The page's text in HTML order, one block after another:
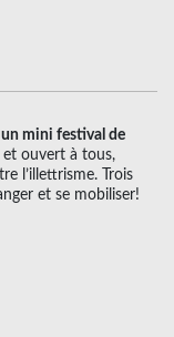
un mini festival de
ouvert à tous,
l’illettrisme. Trois
et se mobiliser!